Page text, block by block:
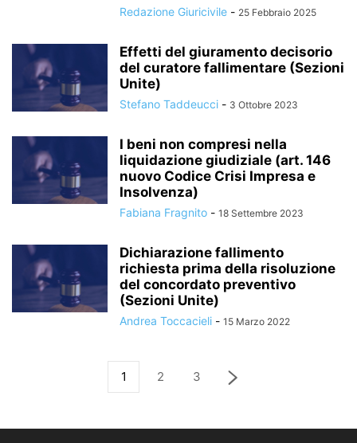
Redazione Giuricivile - 25 Febbraio 2025
Effetti del giuramento decisorio
del curatore fallimentare (Sezioni
Unite)
Stefano Taddeucci - 3 Ottobre 2023
I beni non compresi nella
liquidazione giudiziale (art. 146
nuovo Codice Crisi Impresa e
Insolvenza)
Fabiana Fragnito - 18 Settembre 2023
Dichiarazione fallimento
richiesta prima della risoluzione
del concordato preventivo
(Sezioni Unite)
Andrea Toccacieli - 15 Marzo 2022
1 2 3